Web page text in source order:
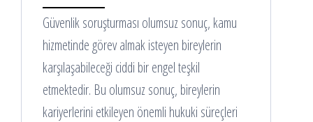
Güvenlik soruşturması olumsuz sonuç, kamu
hizmetinde görev almak isteyen bireylerin
karşılaşabileceği ciddi bir engel teşkil
etmektedir. Bu olumsuz sonuç, bireylerin
kariyerlerini etkileyen önemli hukuki süreçleri